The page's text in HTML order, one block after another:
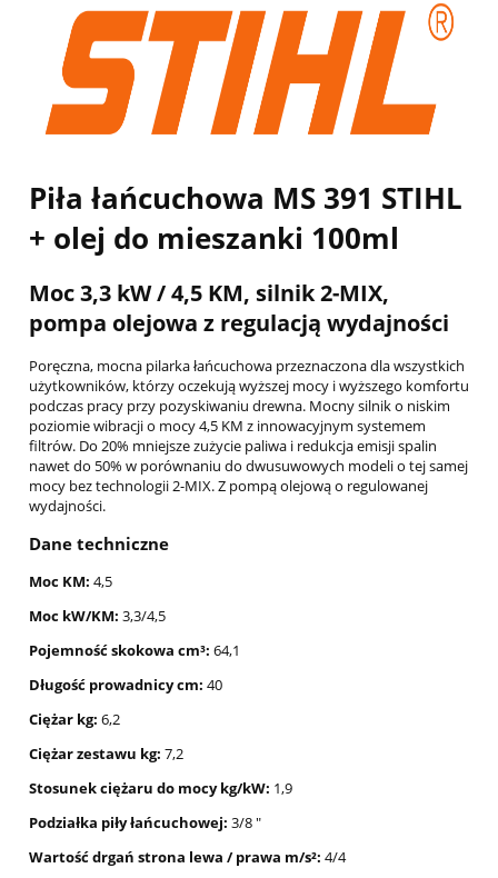
Piła łańcuchowa MS 391 STIHL
+ olej do mieszanki 100ml
Moc 3,3 kW / 4,5 KM, silnik 2-MIX,
pompa olejowa z regulacją wydajności
Poręczna, mocna pilarka łańcuchowa przeznaczona dla wszystkich
użytkowników, którzy oczekują wyższej mocy i wyższego komfortu
podczas pracy przy pozyskiwaniu drewna. Mocny silnik o niskim
poziomie wibracji o mocy 4,5 KM z innowacyjnym systemem
filtrów. Do 20% mniejsze zużycie paliwa i redukcja emisji spalin
nawet do 50% w porównaniu do dwusuwowych modeli o tej samej
mocy bez technologii 2-MIX. Z pompą olejową o regulowanej
wydajności.
Dane techniczne
Moc KM: 4,5
Moc kW/KM: 3,3/4,5
Pojemność skokowa cm³: 64,1
Długość prowadnicy cm: 40
Ciężar kg: 6,2
Ciężar zestawu kg: 7,2
Stosunek ciężaru do mocy kg/kW: 1,9
Podziałka piły łańcuchowej: 3/8 "
Wartość drgań strona lewa / prawa m/s²: 4/4